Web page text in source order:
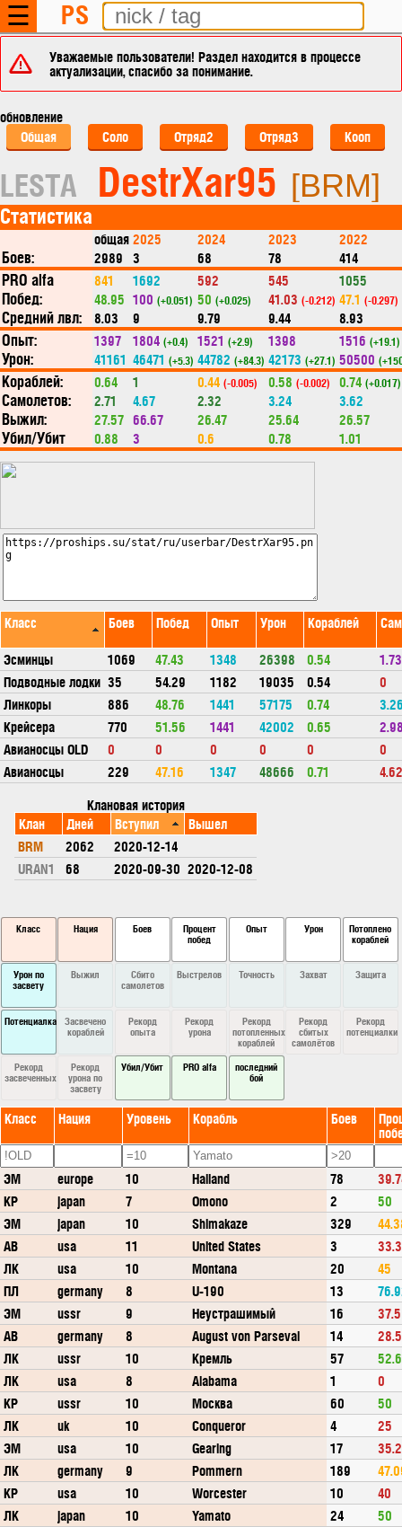
☰ PS
Уважаемые пользователи! Раздел находится в процессе
актуализации, спасибо за понимание.
обновление
Общая
Соло Отряд2 Отряд3 Кооп
LESTA DestrXar95 [BRM]
Статистика
общая2025 2024 2023 2022
Боев: 2989 3 68 78 414
PRO alfa 841 1692 592 545 1055
Побед: 48.95 100 (+0.051) 50 (+0.025) 41.03 (-0.212) 47.1 (-0.297)
Средний лвл: 8.03 9 9.79 9.44 8.93
Опыт: 1397 1804 (+0.4) 1521 (+2.9) 1398 1516 (+19.1)
Урон: 41161 46471 (+5.3) 44782 (+84.3) 42173 (+27.1) 50500
Кораблей: 0.64 1 0.44 (-0.005) 0.58 (-0.002) 0.74 (+0.017)
Самолетов: 2.71 4.67 2.32 3.24 3.62
Выжил: 27.57 66.67 26.47 25.64 26.57
Убил/Убит 0.88 3 0.6 0.78 1.01
Класс Боев Побед Опыт Урон Кораблей
Эсминцы
1069 47.43 1348 26398 0.54
1.73
Подводные лодки 35 54.29 1182 19035 0.54
0
Линкоры
886 48.76 1441 57175 0.74
Крейсера
770 51.56 1441 42002 0.65
Авианосцы OLD
0 0 0 0 0
0
Авианосцы
229 47.16 1347 48666 0.71
4.62
Клановая история
Клан
Дней Вступил
Вышел
BRM
2062
2020-12-14
URAN1
68 2020-09-30 2020-12-08
Класс Нация Боев
Процент
побед
Опыт Урон
Потоплено
кораблей
Урон по
засвету
Выжил
Сбито
самолетов
Выстрелов Точность Захват Защита
Потенциалка
Засвечено
кораблей
Рекорд
опыта
Рекорд
урона
Рекорд
потопленных
кораблей
Рекорд
сбитых
самолётов
Рекорд
потенциалки
Рекорд
засвеченных
Рекорд
урона по
засвету
Убил/Убит PRO alfa
последний
бой
Класс Нация Уровень Корабль Боев
ЭМ europe 10 Halland 78
КР
japan 7 Omono 2
50
ЭМ
japan 10 Shimakaze 329
АВ
usa 11 United States 3
ЛК
usa 10 Montana 20
45
ПЛ
germany 8 U-190 13
ЭМ
ussr 9 Неустрашимый 16
37.5
АВ
germany 8 August von Parseval 14
ЛК
ussr 10 Кремль 57
ЛК
usa 8 Alabama 1
0
КР
ussr 10 Москва 60
50
ЛК
uk 10 Conqueror 4
25
ЭМ
usa 10 Gearing 17
ЛК
germany 9 Pommern 189
КР
usa 10 Worcester 10
40
ЛК
japan 10 Yamato 24
50